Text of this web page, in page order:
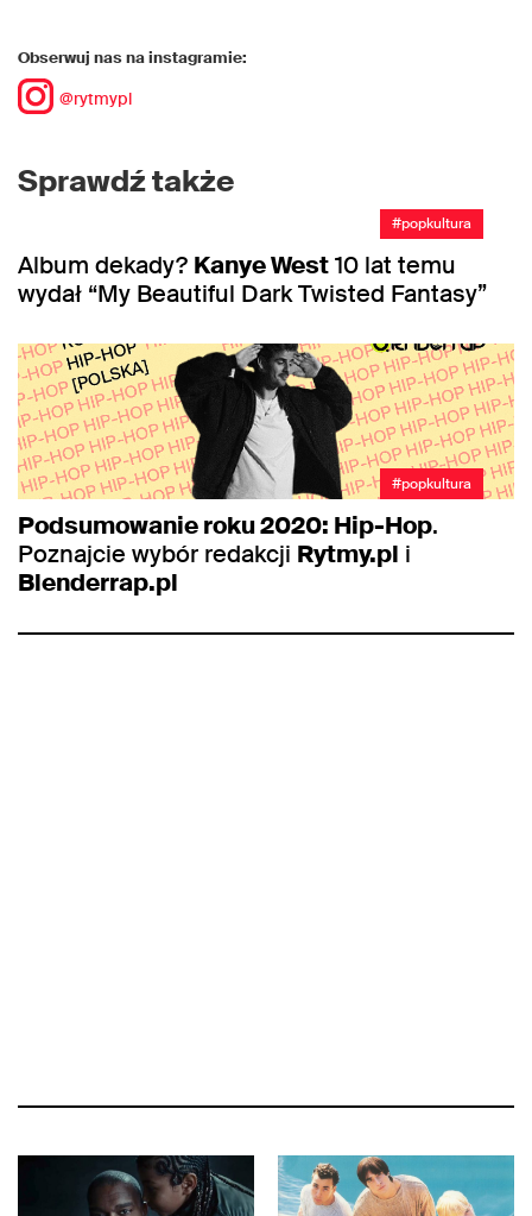
Obserwuj nas na instagramie:
@rytmypl
Sprawdź także
#popkultura
Album dekady? Kanye West10 lat temu
wydał “My Beautiful Dark Twisted Fantasy”
#popkultura
Podsumowanie roku 2020: Hip-Hop.
Poznajcie wybór redakcji Rytmy.pl i
Blenderrap.pl